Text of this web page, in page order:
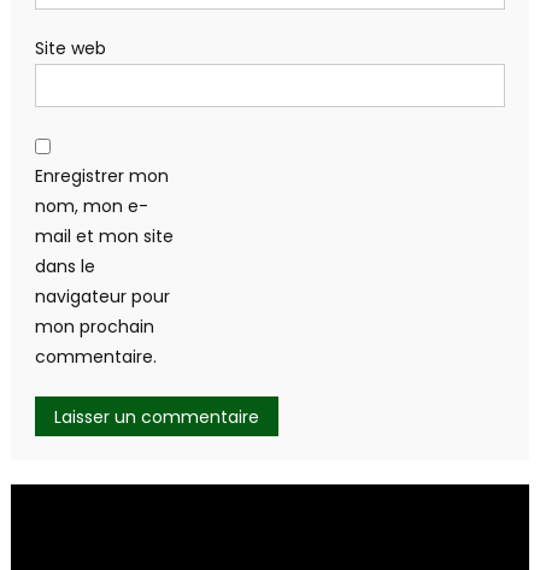
Site web
Enregistrer mon
nom, mon e-
mail et mon site
dans le
navigateur pour
mon prochain
commentaire.